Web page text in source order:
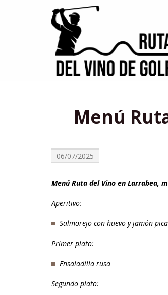
Menú
06/07/2025
Menú Ruta del Vino en Larrabea,
Aperitivo:
Salmorejo con huevo y jamón
Primer plato:
Ensaladilla rusa
Segundo plato: